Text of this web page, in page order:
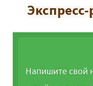
Напишите свой